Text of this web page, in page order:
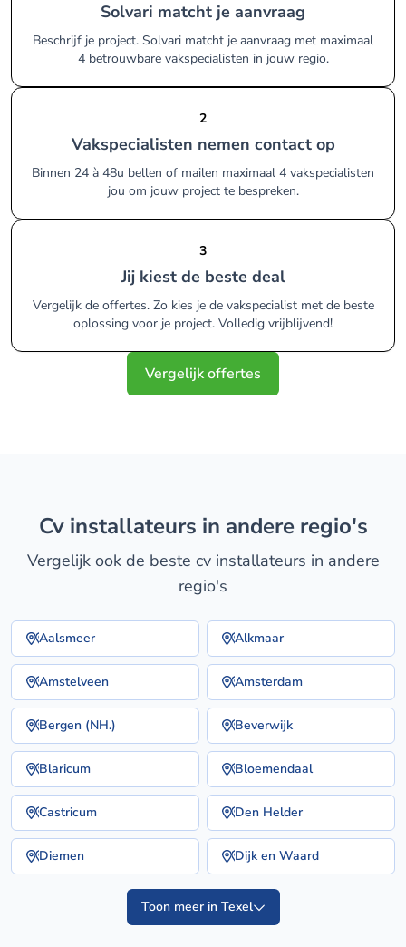
Solvari matcht je aanvraag
Beschrijf je project. Solvari matcht je aanvraag met maximaal
4 betrouwbare vakspecialisten in jouw regio.
2
Vakspecialisten nemen contact op
Binnen 24 à 48u bellen of mailen maximaal 4 vakspecialisten
jou om jouw project te bespreken.
3
Jij kiest de beste deal
Vergelijk de offertes. Zo kies je de vakspecialist met de beste
oplossing voor je project. Volledig vrijblijvend!
Vergelijk offertes
cv installateurs in andere regio's
Vergelijk ook de beste cv installateurs in andere
regio's
Aalsmeer Alkmaar
Amstelveen Amsterdam
Bergen (NH.) Beverwijk
Blaricum Bloemendaal
Castricum Den Helder
Diemen Dijk en Waard
Toon meer in Texel